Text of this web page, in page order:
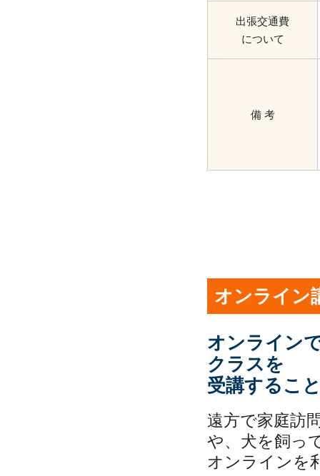
出張交通費
について
備 考
オンライン
オンライン
クラスを
受講するこ
遠方で家庭訪
や、犬を飼っ
オンラインを